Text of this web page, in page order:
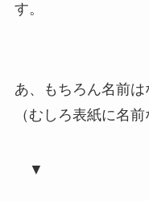
す。
あ、もちろん名前は
（むしろ表紙に名
▼